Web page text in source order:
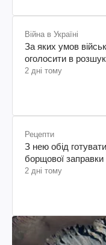
Війна в Україні
За яких умов
оголосити в
2 дні тому
Рецепти
З нею обід
борщової
2 дні тому